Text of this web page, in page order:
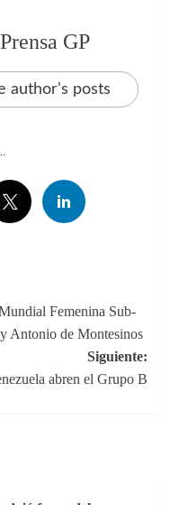
Prensa GP
author's posts
Femenina Sub-
Antonio de Montesinos
Siguiente:
abren el Grupo B